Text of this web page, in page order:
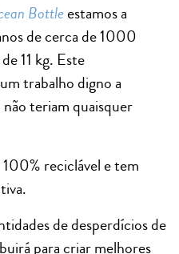
Bottleestamos a
de cerca de 1000
11 kg. Este
trabalho digno a
teriam quaisquer
reciclável e tem
de desperdícios de
para criar melhores